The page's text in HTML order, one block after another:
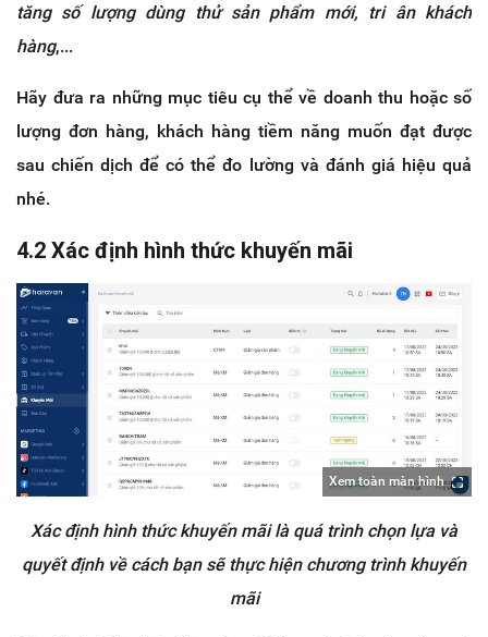
tăng số lượng dùng thử sản phẩm mới, tri ân khách
hàng,...
Hãy đưa ra những mục tiêu cụ thể về doanh thu hoặc số
lượng đơn hàng, khách hàng tiềm năng muốn đạt được
sau chiến dịch để có thể đo lường và đánh giá hiệu quả
nhé.
4.2 Xác định hình thức khuyến mãi
Xem toàn màn hình
Xác định hình thức khuyến mãi là quá trình chọn lựa và
quyết định về cách bạn sẽ thực hiện chương trình khuyến
mãi